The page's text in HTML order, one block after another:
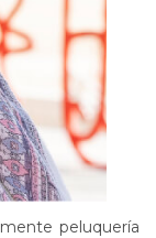
peluquería